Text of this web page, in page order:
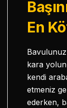
En
kara
kendi
etmeniz
ederken,